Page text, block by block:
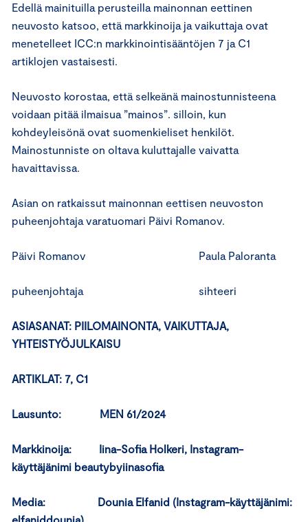
Edellä mainituilla perusteilla mainonnan eettinen
neuvosto katsoo, että markkinoija ja vaikuttaja ovat
menetelleet ICC:n markkinointisääntöjen 7 ja C1
artiklojen vastaisesti.
Neuvosto korostaa, että selkeänä mainostunnisteena
voidaan pitää ilmaisua ”mainos”. silloin, kun
kohdeyleisönä ovat suomenkieliset henkilöt.
Mainostunniste on oltava kuluttajalle vaivatta
havaittavissa.
Asian on ratkaissut mainonnan eettisen neuvoston
puheenjohtaja varatuomari Päivi Romanov.
Päivi Romanov Paula Paloranta
puheenjohtaja sihteeri
ASIASANAT: PIILOMAINONTA, VAIKUTTAJA,
YHTEISTYÖJULKAISU
ARTIKLAT: 7, C1
Lausunto: MEN 61/2024
Markkinoija: Iina-Sofia Holkeri, Instagram-
käyttäjänimi beautybyiinasofia
Media: Dounia Elfanid (Instagram-käyttäjänimi: